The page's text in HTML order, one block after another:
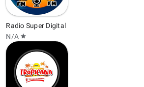
Radio Super Digital
N/A star